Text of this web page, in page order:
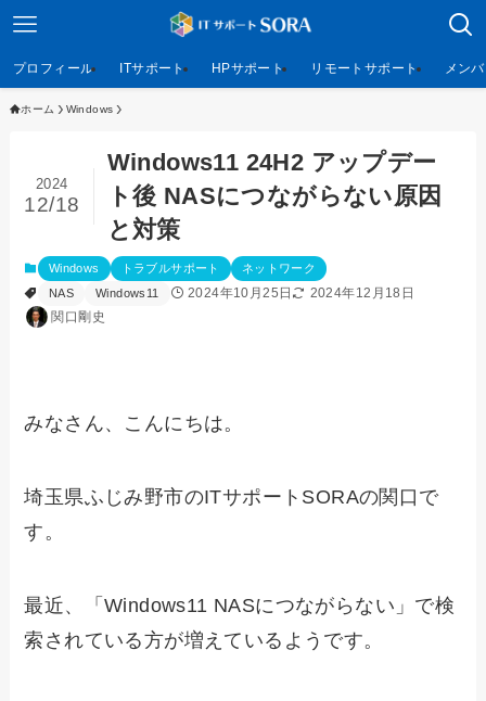
プロフィール ITサポート HPサポート リモートサポート メン
ホーム Windows
Windows11 24H2 アップデー
ト後 NASにつながらない原因
と対策
2024
12/18
Windows トラブルサポート
ネットワーク
NAS
Windows11 2024年10月25日
2024年12月18日
関口剛史
みなさん、こんにちは。
埼玉県ふじみ野市のITサポートSORAの関口で
す。
最近、「Windows11 NASにつながらない」で検
索されている方が増えているようです。